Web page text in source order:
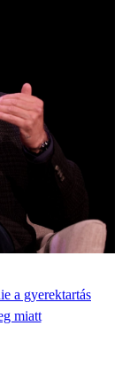
a gyerektartás
miatt